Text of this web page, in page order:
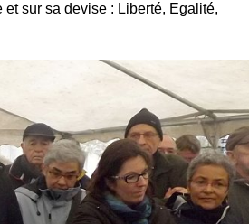
sur sa devise : Liberté, Egalité,